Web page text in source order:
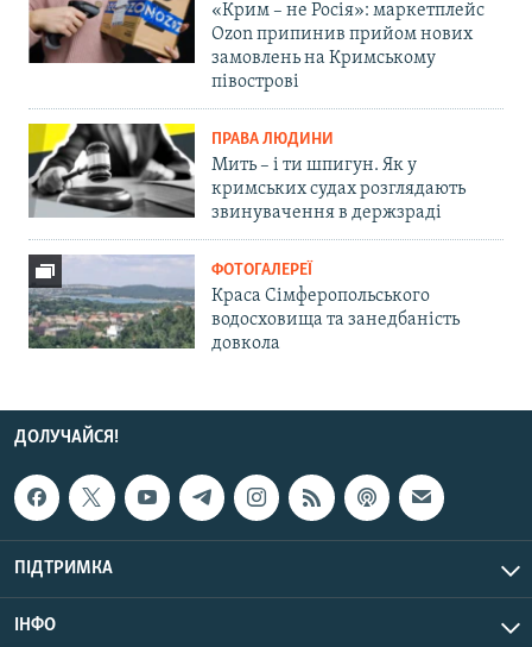
«Крим – не Росія»: маркетплейс
Ozon припинив прийом нових
замовлень на Кримському
півострові
ПРАВА ЛЮДИНИ
Мить – і ти шпигун. Як у
кримських судах розглядають
звинувачення в держзраді
ФОТОГАЛЕРЕЇ
Краса Сімферопольського
водосховища та занедбаність
довкола
ДОЛУЧАЙСЯ!
ПІДТРИМКА
ІНФО